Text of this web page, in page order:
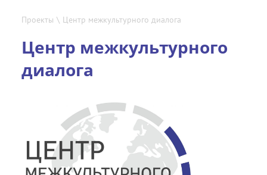
Проекты \ Центр межкультурного диалога
Центр межкультурного
диалога